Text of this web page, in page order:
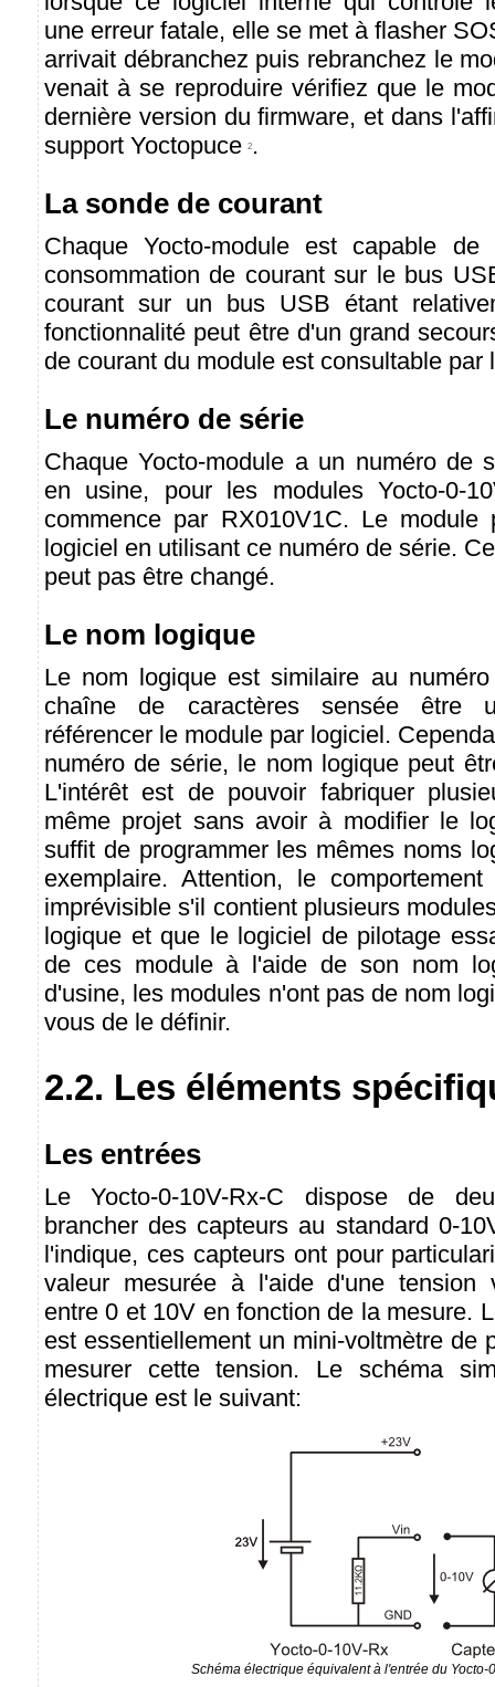
une erreur fatale, elle se met à flasher
arrivait débranchez puis rebranchez le
venait à se reproduire vérifiez que le
dernière version du firmware, et dans
support Yoctopuce 2 .
La sonde de courant
Chaque Yocto-module est capable
consommation de courant sur le bus
courant sur un bus USB étant
fonctionnalité peut être d'un grand
de courant du module est consultable par
Le numéro de série
Chaque Yocto-module a un numéro de
en usine, pour les modules Yocto-0-
commence par RX010V1C. Le
logiciel en utilisant ce numéro de série.
peut pas être changé.
Le nom logique
Le nom logique est similaire au
chaîne de caractères sensée être
référencer le module par logiciel.
numéro de série, le nom logique peut
L'intérêt est de pouvoir fabriquer
même projet sans avoir à modifier le
suffit de programmer les mêmes noms
exemplaire. Attention, le
imprévisible s'il contient plusieurs
logique et que le logiciel de pilotage
de ces module à l'aide de son nom
d'usine, les modules n'ont pas de nom
vous de le définir.
2.2. Les éléments
Les entrées
Le Yocto-0-10V-Rx-C dispose de
brancher des capteurs au standard 0-
l'indique, ces capteurs ont pour
valeur mesurée à l'aide d'une tension
entre 0 et 10V en fonction de la mesure.
est essentiellement un mini-voltmètre de
mesurer cette tension. Le schéma
électrique est le suivant:
Schéma électrique équivalent à l'entrée du Yocto-